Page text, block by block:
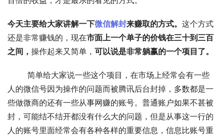
今天主要给大家讲解一下微信解封来赚取的方式。 这个方式
还是非常赚钱的，现在市面上一个单子的价钱在三十到三百
之间， 操作起来又简单， 可以说是非常躺赢的一个项目了。
人的微信号因为操作的问题而被腾讯后台封掉，多数都是一
些做微商的还有一些从事网赚的账号。普通账户如果不甚被
封，可能结不结开都没有什么大的问题，但是从事这一行的
人的账号里面经常会有各种各样的重要信息，信息比账号重